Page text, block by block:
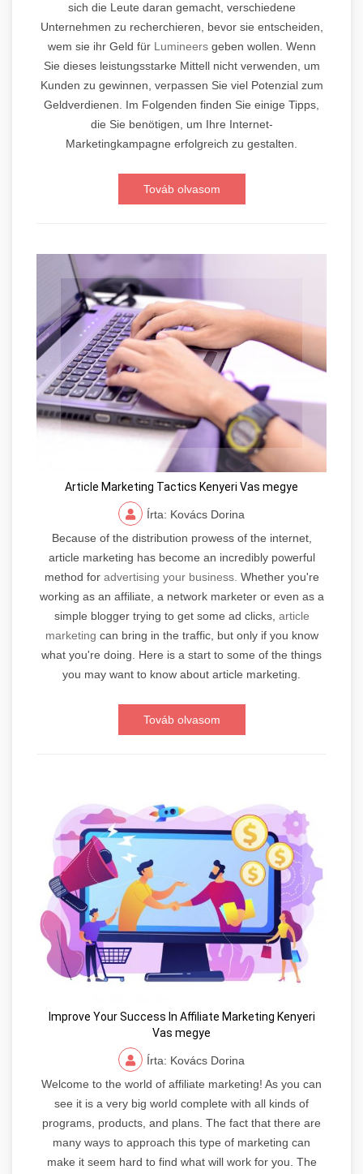
sich die Leute daran gemacht, verschiedene
Unternehmen zu recherchieren, bevor sie entscheiden,
wem sie ihr Geld für Lumineersgeben wollen. Wenn
Sie dieses leistungsstarke Mittell nicht verwenden, um
Kunden zu gewinnen, verpassen Sie viel Potenzial zum
Geldverdienen. Im Folgenden finden Sie einige Tipps,
die Sie benötigen, um Ihre Internet-
Marketingkampagne erfolgreich zu gestalten.
Továb olvasom
Article Marketing Tactics Kenyeri Vas megye
Írta: Kovács Dorina
Because of the distribution prowess of the internet,
article marketing has become an incredibly powerful
method for advertising your business. Whether you're
working as an affiliate, a network marketer or even as a
simple blogger trying to get some ad clicks, article
marketing can bring in the traffic, but only if you know
what you're doing. Here is a start to some of the things
you may want to know about article marketing.
Továb olvasom
Improve Your Success In Affiliate Marketing Kenyeri
Vas megye
Írta: Kovács Dorina
Welcome to the world of affiliate marketing! As you can
see it is a very big world complete with all kinds of
programs, products, and plans. The fact that there are
many ways to approach this type of marketing can
make it seem hard to find what will work for you. The